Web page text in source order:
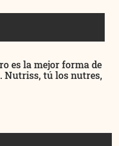
es la mejor forma de
Nutriss, tú los nutres,